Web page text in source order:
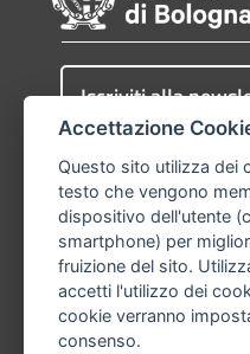
Iscriviti alla
Comune di Bologna,
P.Iva: 01232710374
Telefono:051203040
PEC:
Accettazione
Questo sito utilizza dei
testo che vengono
dispositivo dell'utente
smartphone) per
fruizione del sito.
accetti l'utilizzo dei
cookie verranno
consenso.